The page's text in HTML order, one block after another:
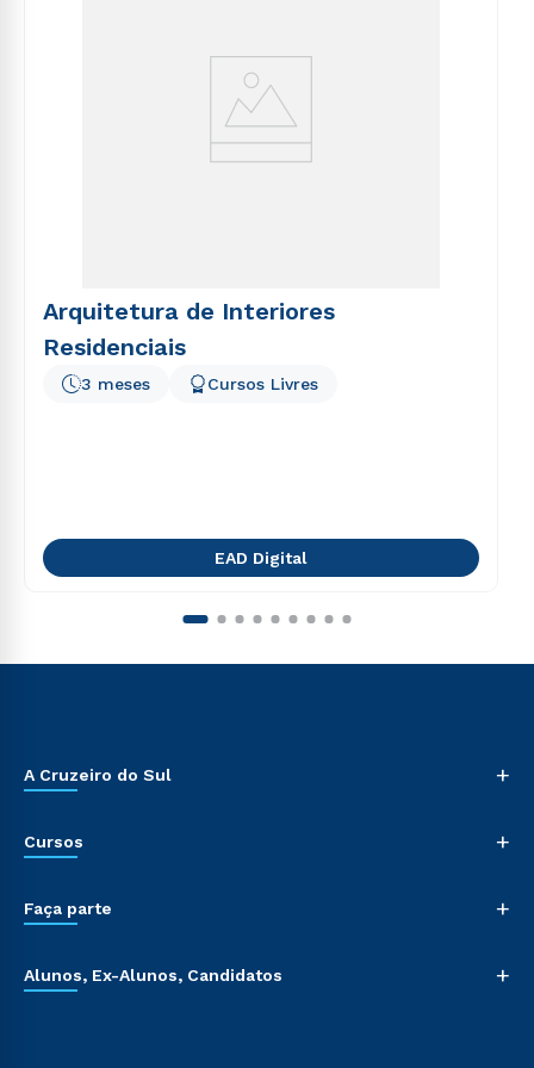
Arquitetura de Interiores
Residenciais
3 meses Cursos Livres
EAD Digital
A Cruzeiro do Sul +
Cursos +
Faça parte +
Alunos, Ex-Alunos, Candidatos +